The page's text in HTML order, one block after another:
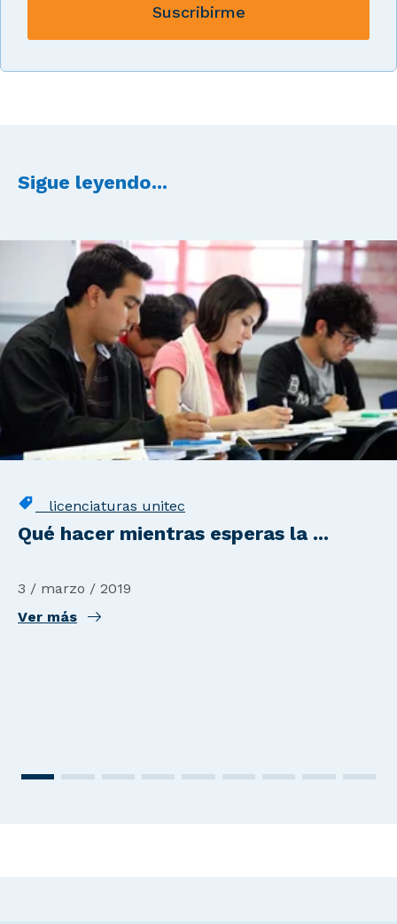
Sigue leyendo...
licenciaturas unitec
Qué hacer mientras esperas la ...
3 / marzo / 2019
Ver más